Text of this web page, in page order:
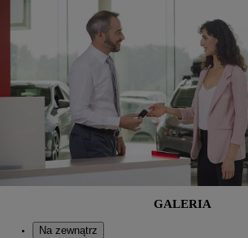
GALERIA
Na zewnątrz